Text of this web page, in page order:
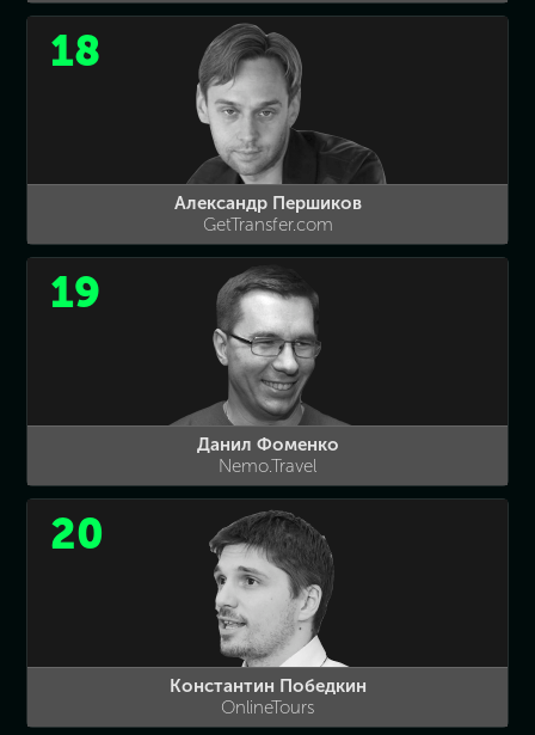
18
Александр Першиков
GetTransfer.com
19
Данил Фоменко
Nemo.Travel
20
Константин Победкин
OnlineTours